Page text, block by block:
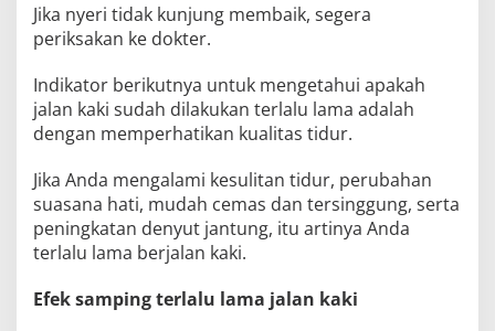
Jika nyeri tidak kunjung membaik, segera
periksakan ke dokter.
Indikator berikutnya untuk mengetahui apakah
jalan kaki sudah dilakukan terlalu lama adalah
dengan memperhatikan kualitas tidur.
Jika Anda mengalami kesulitan tidur, perubahan
suasana hati, mudah cemas dan tersinggung, serta
peningkatan denyut jantung, itu artinya Anda
terlalu lama berjalan kaki.
Efek samping terlalu lama jalan kaki